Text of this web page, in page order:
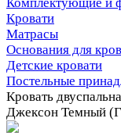
Кровати
Матрасы
Основания для
Детские кровати
Постельные
Кровать
Джексон Темный